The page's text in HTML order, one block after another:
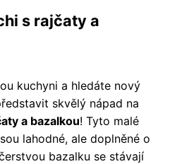
s rajčaty a
kuchyni a hledáte nový
skvělý nápad na
a bazalkou! Tyto malé
lahodné, ale doplněné o
bazalku se stávají